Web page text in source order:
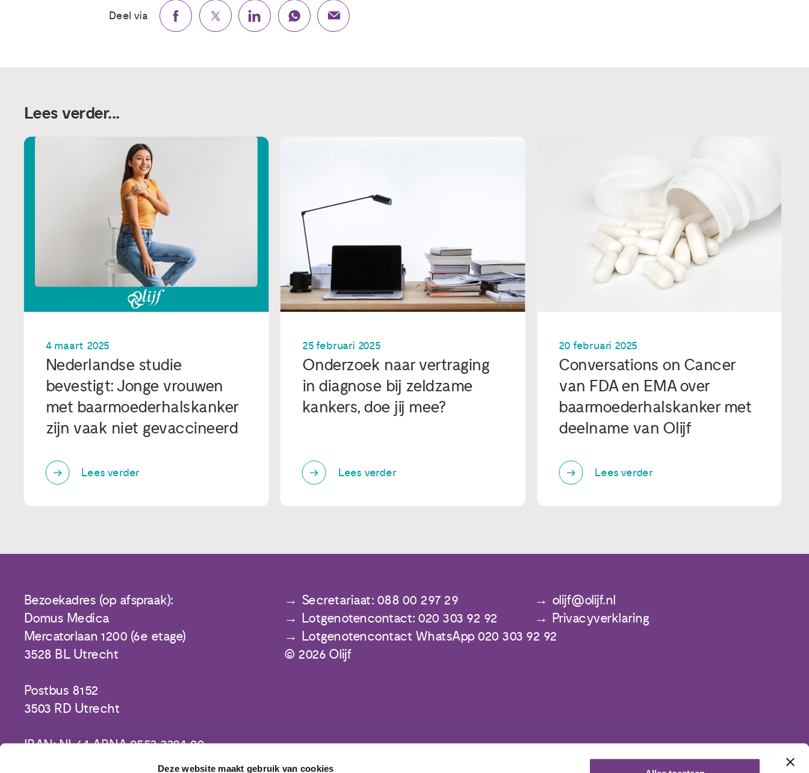
Deze website maakt gebruik van cookies
Deel via
Lees verder...
4 maart 2025
Nederlandse studie
bevestigt: Jonge vrouwen
met baarmoederhalskanker
zijn vaak niet gevaccineerd
Lees verder
25 februari 2025
Onderzoek naar vertraging
in diagnose bij zeldzame
kankers, doe jij mee?
Lees verder
20 februari 2025
Conversations on Cancer
van FDA en EMA over
baarmoederhalskanker met
deelname van Olijf
Lees verder
Bezoekadres (op afspraak):
Domus Medica
Mercatorlaan 1200 (6e etage)
3528 BL Utrecht
Postbus 8152
3503 RD Utrecht
IBAN: NL64 ABNA 0553 3394 00
Secretariaat: 088 00 297 29
olijf@olijf.nl
Lotgenotencontact: 020 303 92 92
Privacyverklaring
Lotgenotencontact WhatsApp 020 303 92 92
© 2026 Olijf